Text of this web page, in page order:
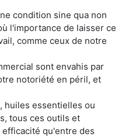
condition sine qua non
l'importance de laisser ce
comme ceux de notre
sont envahis par
notoriété en péril, et
huiles essentielles ou
tous ces outils et
qu'entre des